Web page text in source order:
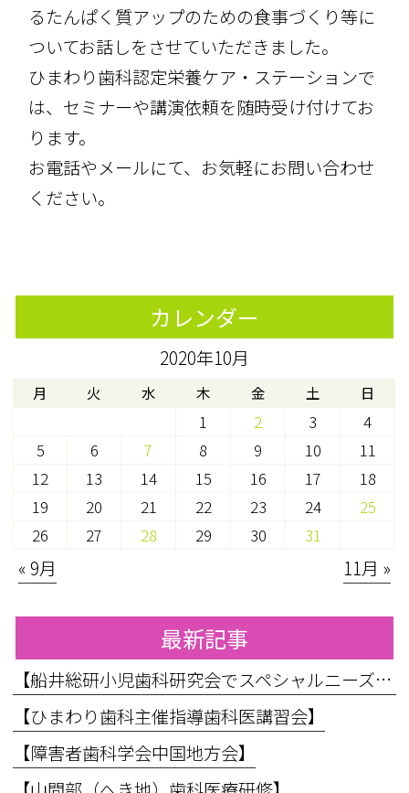
るたんぱく質アップのための食事づくり等に
ついてお話しをさせていただきました。
ひまわり歯科認定栄養ケア・ステーションで
は、セミナーや講演依頼を随時受け付けてお
ります。
お電話やメールにて、お気軽にお問い合わせ
ください。
カレンダー
2020年10月
月 火 水 木 金 土 日
1 2 3
4
5
6 7 8 9 10
11
12
13 14 15 16 17
18
19
20 21 22 23 24
25
26
27 28 29 30 31
« 9月 11月 »
最新記事
【船井総研小児歯科研究会でスペシャルニーズ対応のお話をしてきました】
【ひまわり歯科主催指導歯科医講習会】
【障害者歯科学会中国地方会】